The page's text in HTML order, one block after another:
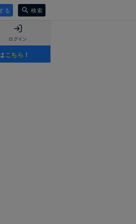
る 検索
ログイン
こちら ！